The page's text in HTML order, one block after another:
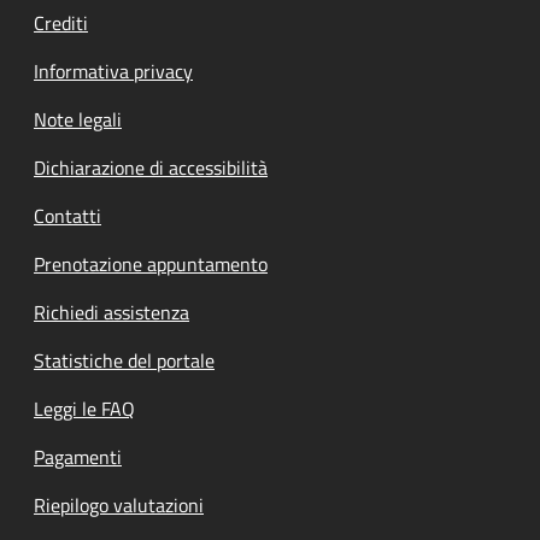
Crediti
Informativa privacy
Note legali
Dichiarazione di accessibilità
Contatti
Prenotazione appuntamento
Richiedi assistenza
Statistiche del portale
Leggi le FAQ
Pagamenti
Riepilogo valutazioni